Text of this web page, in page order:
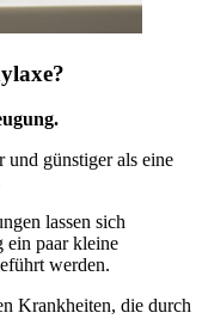
und günstiger als eine
lassen sich
ein paar kleine
werden.
Krankheiten, die durch